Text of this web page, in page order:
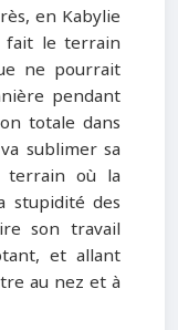
en Kabylie
fait le terrain
ne pourrait
pendant
totale dans
sublimer sa
terrain où la
stupidité des
son travail
et allant
au nez et à